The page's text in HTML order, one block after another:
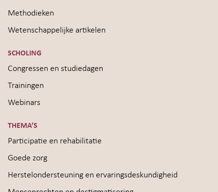
Methodieken
Wetenschappelijke artikelen
SCHOLING
Congressen en studiedagen
Trainingen
Webinars
THEMA’S
Participatie en rehabilitatie
Goede zorg
Herstelondersteuning en ervaringsdeskundigheid